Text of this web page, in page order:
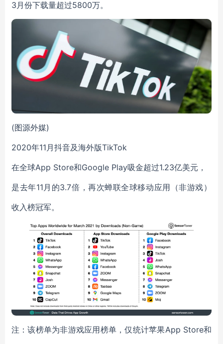
3月份下载量超过5800万。
(图源外媒)
2020年11月抖音及海外版TikTok
在全球App Store和Google Play吸金超过1.23亿美元，
是去年11月的3.7倍，再次蝉联全球移动应用（非游戏）
收入榜冠军。
注：该榜单为非游戏应用榜单，仅统计苹果App Store和